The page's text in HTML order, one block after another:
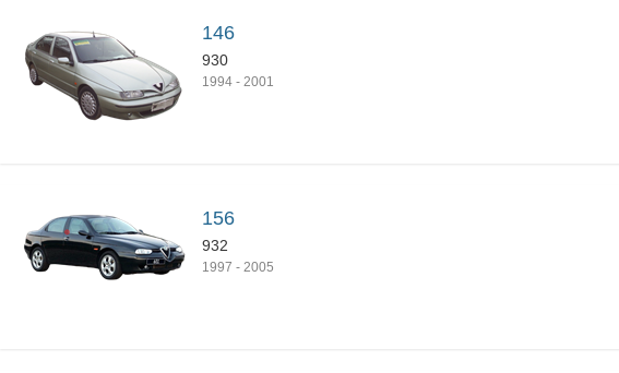
146
930
1994 - 2001
156
932
1997 - 2005